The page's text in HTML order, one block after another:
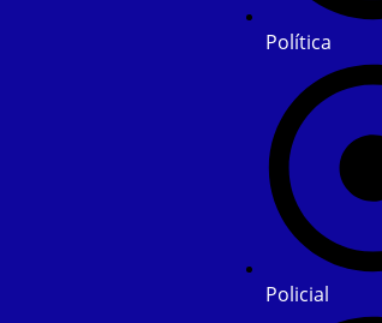
Política
Policial